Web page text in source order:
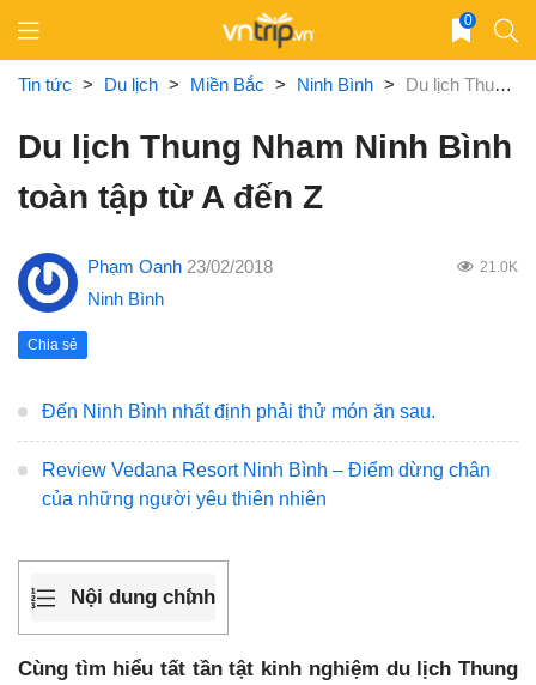
content
0
Tin tức > Du lịch > Miền Bắc > Ninh Bình > Du lịch Thung Nham Ninh Bình toàn tập từ A đến Z
Du lịch Thung Nham Ninh Bình
toàn tập từ A đến Z
Phạm Oanh 23/02/2018 21.0K
Ninh Bình
Chia sẻ
Đến Ninh Bình nhất định phải thử món ăn sau.
Review Vedana Resort Ninh Bình – Điểm dừng chân
của những người yêu thiên nhiên
Nội dung chính
Cùng tìm hiểu tất tần tật kinh nghiệm du lịch Thung